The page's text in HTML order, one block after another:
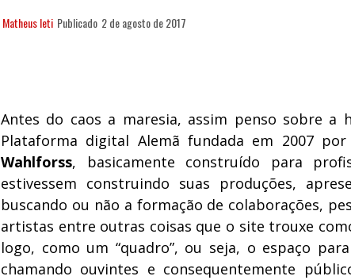
Matheus Ieti Publicado 2 de agosto de 2017
Antes do caos a maresia, assim penso sobre a
Plataforma digital Alemã fundada em 2007
Wahlforss, basicamente construído para
estivessem construindo suas produções,
buscando ou não a formação de colaborações,
artistas entre outras coisas que o site trouxe
logo, como um “quadro”, ou seja, o espaço
chamando ouvintes e consequentemente